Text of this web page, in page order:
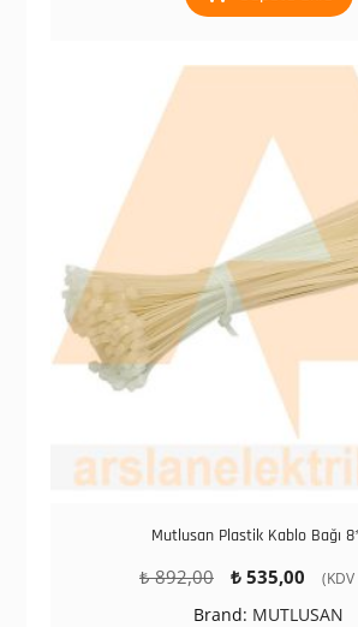
Mutlusan Plastik Kablo Bağı
₺892,00
Orijinal
₺535,00
Şu
Brand: MUTLUSAN